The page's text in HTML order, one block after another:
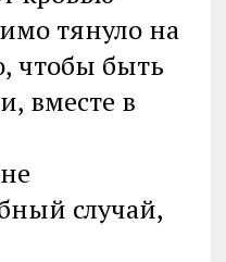
тянуло на
чтобы быть
вместе в
случай,